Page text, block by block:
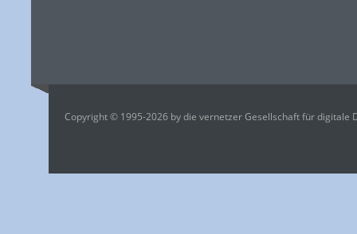
Copyright © 1995-2026 by die vernetzer Gesellschaft für digitale